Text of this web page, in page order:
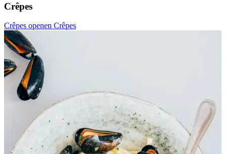
Crêpes
Crêpes openen Crêpes